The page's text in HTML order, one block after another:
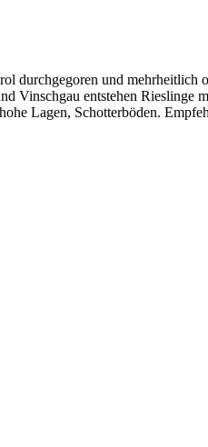
durchgegoren und mehrheitlich
Vinschgau entstehen Rieslinge
Lagen, Schotterböden.